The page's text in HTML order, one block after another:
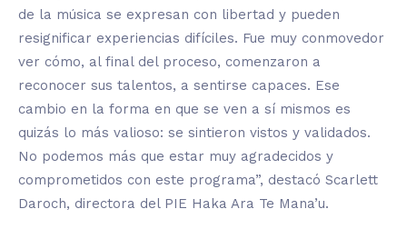
de la música se expresan con libertad y pueden
resignificar experiencias difíciles. Fue muy conmovedor
ver cómo, al final del proceso, comenzaron a
reconocer sus talentos, a sentirse capaces. Ese
cambio en la forma en que se ven a sí mismos es
quizás lo más valioso: se sintieron vistos y validados.
No podemos más que estar muy agradecidos y
comprometidos con este programa”, destacó Scarlett
Daroch, directora del PIE Haka Ara Te Mana’u.